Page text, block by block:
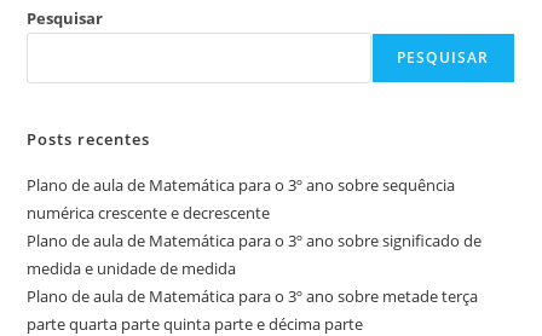
Pesquisar
PESQUISAR
Posts recentes
Plano de aula de Matemática para o 3º ano sobre sequência
numérica crescente e decrescente
Plano de aula de Matemática para o 3º ano sobre significado de
medida e unidade de medida
Plano de aula de Matemática para o 3º ano sobre metade terça
parte quarta parte quinta parte e décima parte